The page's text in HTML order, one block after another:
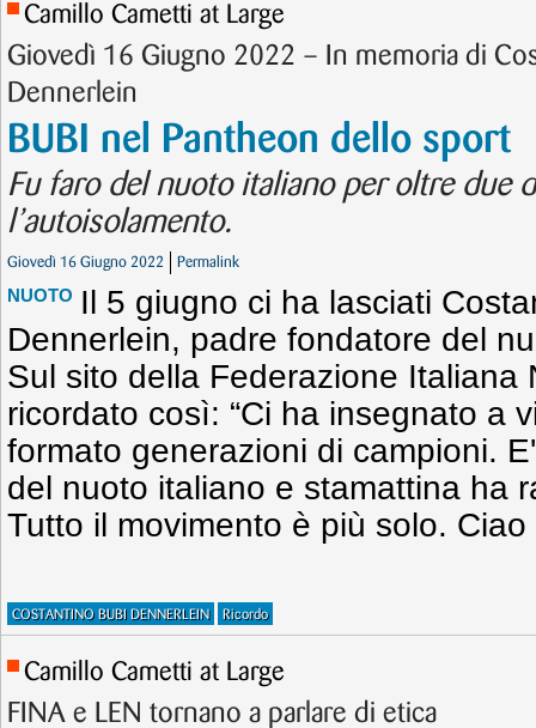
Camillo Cametti at Large
Giovedì 16 Giugno 2022 – In memoria di
Dennerlein
BUBI nel Pantheon dello sport
Fu faro del nuoto italiano per oltre due
l’autoisolamento.
Giovedì 16 Giugno 2022 Permalink
NUOTO Il 5 giugno ci ha lasciati
Dennerlein, padre fondatore del
Sul sito della Federazione Italiana
ricordato così: “Ci ha insegnato a
formato generazioni di campioni.
del nuoto italiano e stamattina ha
Tutto il movimento è più solo. Ciao
COSTANTINO BUBI DENNERLEIN Ricordo
Camillo Cametti at Large
FINA e LEN tornano a parlare di etica